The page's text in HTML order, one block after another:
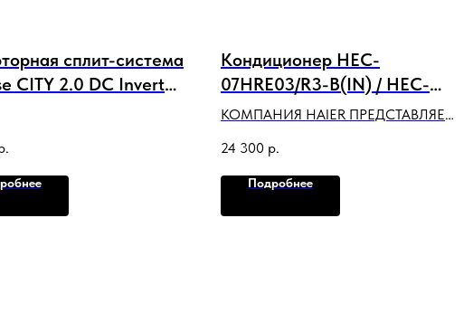
сплит-система
CITY 2.0 DC Inverter
Кондиционер HEC-
07HRE03/R3-B(IN) / HEC-
07HRE03/R3(OUT) Серия
КОМПАНИЯ HAIER ПРЕДСТАВЛЯЕТ
БЮДЖЕТНЫМИ НАДЕЖНЫМИ
МОДЕЛЯМИ В БЕЛОМ И ЧЕРНОМ
24 300 р.
Подробнее